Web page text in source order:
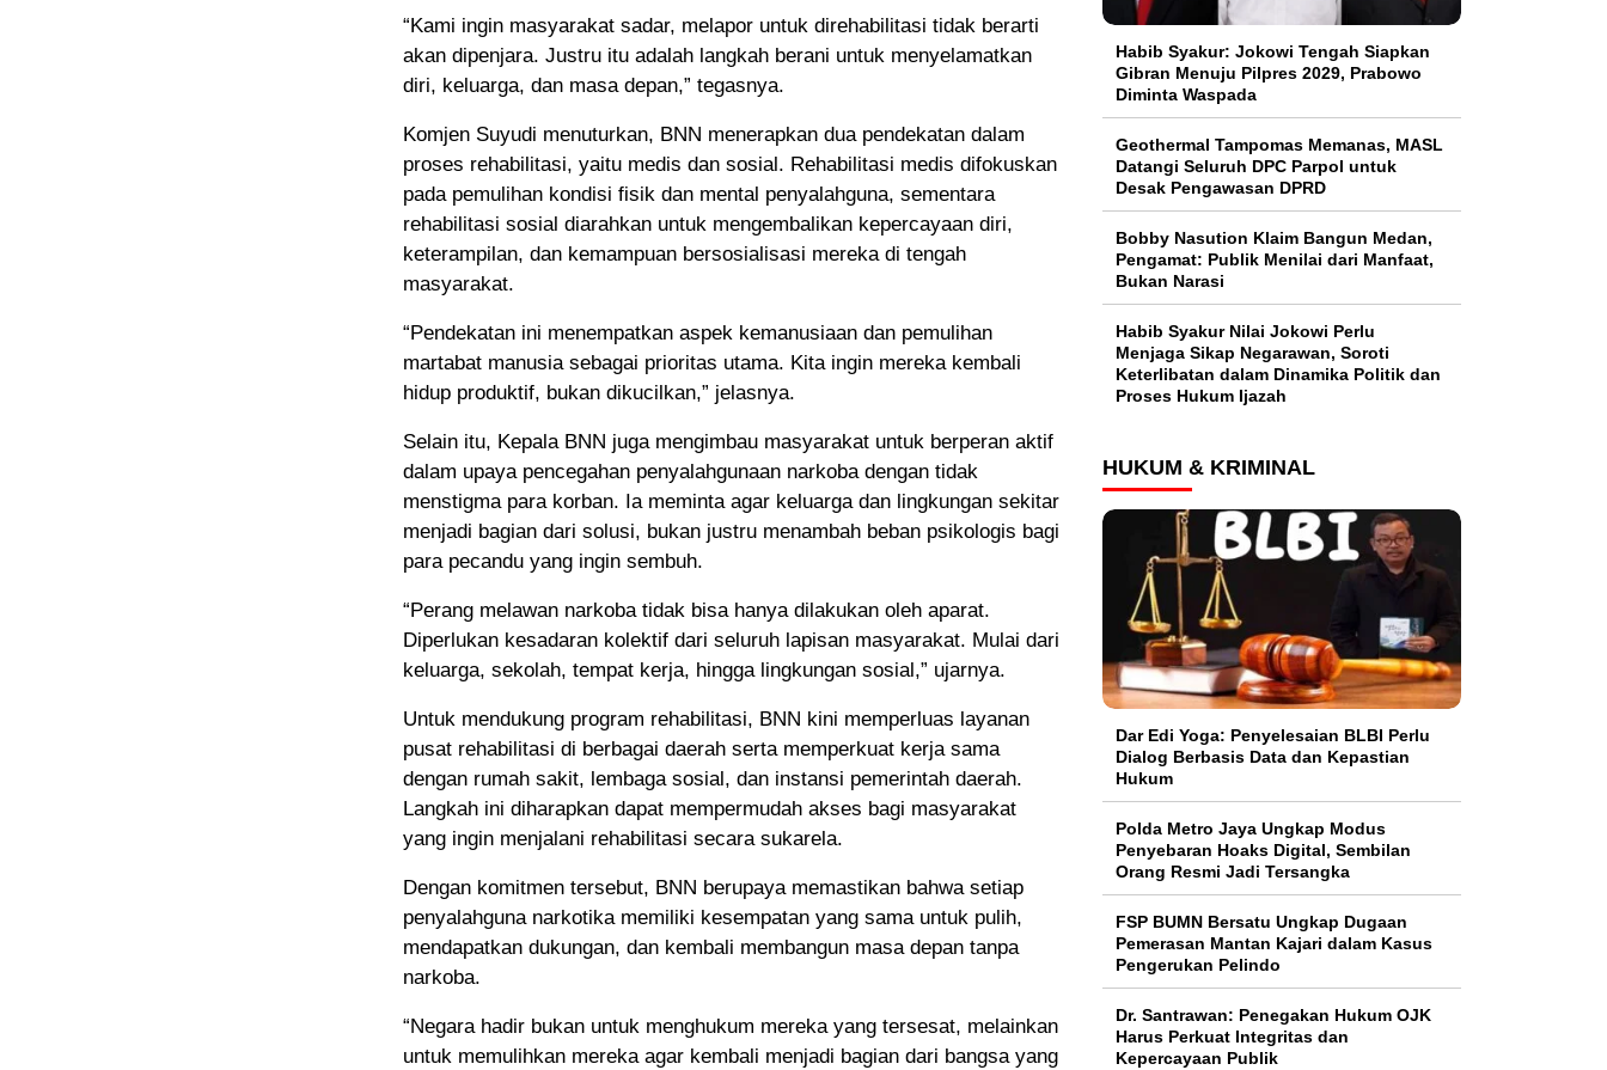
“Kami ingin masyarakat sadar, melapor untuk direhabilitasi tidak berarti
akan dipenjara. Justru itu adalah langkah berani untuk menyelamatkan
diri, keluarga, dan masa depan,” tegasnya.
Komjen Suyudi menuturkan, BNN menerapkan dua pendekatan dalam
proses rehabilitasi, yaitu medis dan sosial. Rehabilitasi medis difokuskan
pada pemulihan kondisi fisik dan mental penyalahguna, sementara
rehabilitasi sosial diarahkan untuk mengembalikan kepercayaan diri,
keterampilan, dan kemampuan bersosialisasi mereka di tengah
masyarakat.
“Pendekatan ini menempatkan aspek kemanusiaan dan pemulihan
martabat manusia sebagai prioritas utama. Kita ingin mereka kembali
hidup produktif, bukan dikucilkan,” jelasnya.
Selain itu, Kepala BNN juga mengimbau masyarakat untuk berperan aktif
dalam upaya pencegahan penyalahgunaan narkoba dengan tidak
menstigma para korban. Ia meminta agar keluarga dan lingkungan sekitar
menjadi bagian dari solusi, bukan justru menambah beban psikologis bagi
para pecandu yang ingin sembuh.
“Perang melawan narkoba tidak bisa hanya dilakukan oleh aparat.
Diperlukan kesadaran kolektif dari seluruh lapisan masyarakat. Mulai dari
keluarga, sekolah, tempat kerja, hingga lingkungan sosial,” ujarnya.
Untuk mendukung program rehabilitasi, BNN kini memperluas layanan
pusat rehabilitasi di berbagai daerah serta memperkuat kerja sama
dengan rumah sakit, lembaga sosial, dan instansi pemerintah daerah.
Langkah ini diharapkan dapat mempermudah akses bagi masyarakat
yang ingin menjalani rehabilitasi secara sukarela.
Dengan komitmen tersebut, BNN berupaya memastikan bahwa setiap
penyalahguna narkotika memiliki kesempatan yang sama untuk pulih,
mendapatkan dukungan, dan kembali membangun masa depan tanpa
narkoba.
“Negara hadir bukan untuk menghukum mereka yang tersesat, melainkan
untuk memulihkan mereka agar kembali menjadi bagian dari bangsa yang
Habib Syakur: Jokowi Tengah Siapkan
Gibran Menuju Pilpres 2029, Prabowo
Diminta Waspada
Geothermal Tampomas Memanas, MASL
Datangi Seluruh DPC Parpol untuk
Desak Pengawasan DPRD
Bobby Nasution Klaim Bangun Medan,
Pengamat: Publik Menilai dari Manfaat,
Bukan Narasi
Habib Syakur Nilai Jokowi Perlu
Menjaga Sikap Negarawan, Soroti
Keterlibatan dalam Dinamika Politik dan
Proses Hukum Ijazah
HUKUM & KRIMINAL
Dar Edi Yoga: Penyelesaian BLBI Perlu
Dialog Berbasis Data dan Kepastian
Hukum
Polda Metro Jaya Ungkap Modus
Penyebaran Hoaks Digital, Sembilan
Orang Resmi Jadi Tersangka
FSP BUMN Bersatu Ungkap Dugaan
Pemerasan Mantan Kajari dalam Kasus
Pengerukan Pelindo
Dr. Santrawan: Penegakan Hukum OJK
Harus Perkuat Integritas dan
Kepercayaan Publik